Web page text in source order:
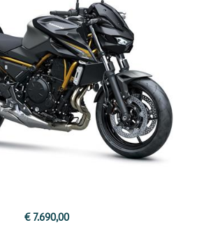
€ 7.690,00